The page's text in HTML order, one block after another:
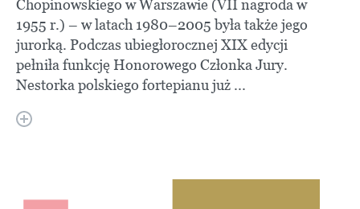
Chopinowskiego w Warszawie (VII nagroda w
1955 r.) – w latach 1980–2005 była także jego
jurorką. Podczas ubiegłorocznej XIX edycji
pełniła funkcję Honorowego Członka Jury.
Nestorka polskiego fortepianu już ...